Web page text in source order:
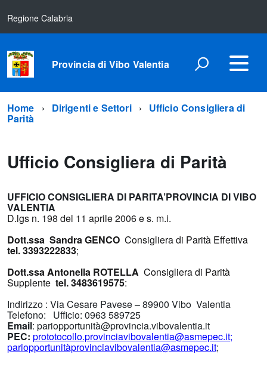
Regione Calabria
Provincia di Vibo Valentia
Home Dirigenti e Settori Ufficio Consigliera di
Parità
Ufficio Consigliera di Parità
UFFICIO CONSIGLIERA DI PARITA’PROVINCIA DI VIBO
VALENTIA
D.lgs n. 198 del 11 aprile 2006 e s. m.i.
Dott.ssa Sandra GENCO Consigliera di Parità Effettiva
tel. 3393222833;
Dott.ssa Antonella ROTELLA Consigliera di Parità
Supplente tel. 3483619575:
Indirizzo : Via Cesare Pavese – 89900 Vibo Valentia
Telefono: Ufficio: 0963 589725
Email: pariopportunità@provincia.vibovalentia.it
PEC: prototocollo.provinciavibovalentia@asmepec.it;
pariopportunitàprovinciavibovalentia@asmepec.it;